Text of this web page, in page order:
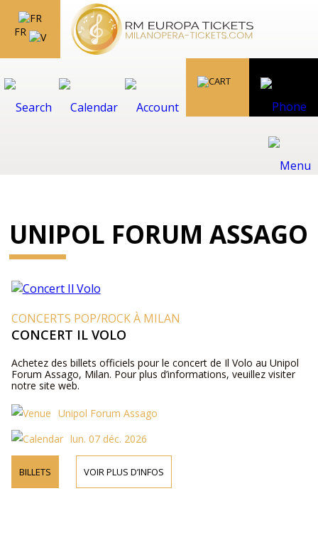
FR
UNIPOL FORUM ASSAGO
CONCERTS POP/ROCK À MILAN
CONCERT IL VOLO
Achetez des billets officiels pour le concert de Il Volo au Unipol
Forum Assago, Milan. Pour plus d’informations, veuillez visiter
notre site web.
Unipol Forum Assago
lun. 07 déc. 2026
BILLETS VOIR PLUS D’INFOS